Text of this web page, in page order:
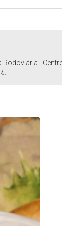
Rodoviária -